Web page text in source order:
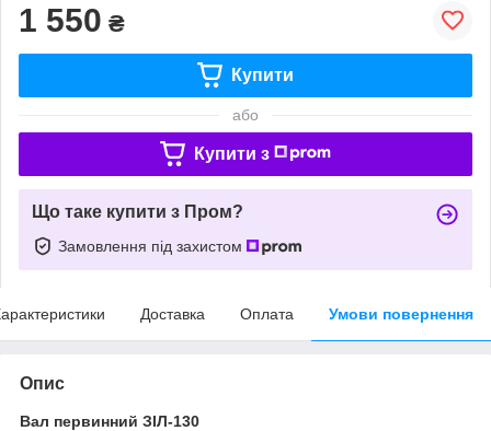
1 550 ₴
Купити
або
Купити з
Що таке купити з Пром?
Замовлення під захистом
Доставка Оплата Умови повернення
Опис
Вал первинний ЗІЛ-130